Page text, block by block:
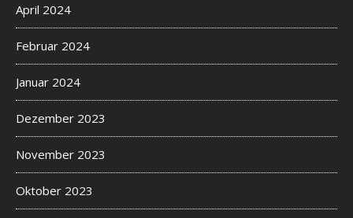
April 2024
Februar 2024
Januar 2024
Dezember 2023
November 2023
Oktober 2023